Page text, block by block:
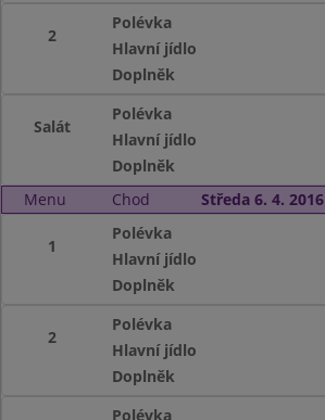
2
Polévka
Hlavní jídlo
Doplněk
Salát
Polévka
Hlavní jídlo
Doplněk
Menu
Chod Středa 6. 4. 2016
1
Polévka
Hlavní jídlo
Doplněk
2
Polévka
Hlavní jídlo
Doplněk
Polévka